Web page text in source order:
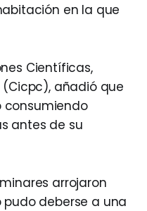
en la que
Científicas,
añadió que
consumiendo
antes de su
arrojaron
deberse a una